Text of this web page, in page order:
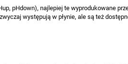
pHdown), najlepiej te wyprodukowane
występują w płynie, ale są też